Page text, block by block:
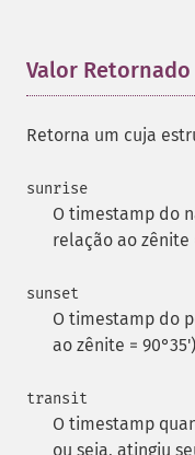
Valor Retornado
Retorna um cuja
sunrise
O timestamp do
relação ao zênite
sunset
O timestamp do
ao zênite =
transit
O timestamp
ou seja, atingiu